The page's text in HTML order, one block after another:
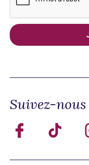
Suivez-nous